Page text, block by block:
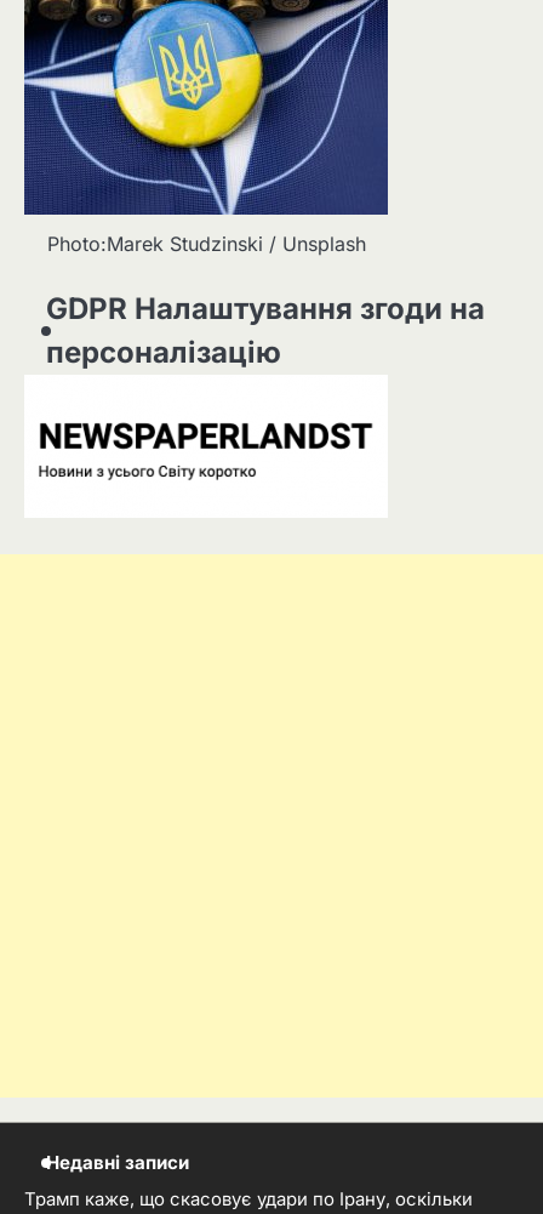
Photo:Marek Studzinski / Unsplash
GDPR Налаштування згоди на
персоналізацію
Недавні записи
Трамп каже, що скасовує удари по Ірану, оскільки